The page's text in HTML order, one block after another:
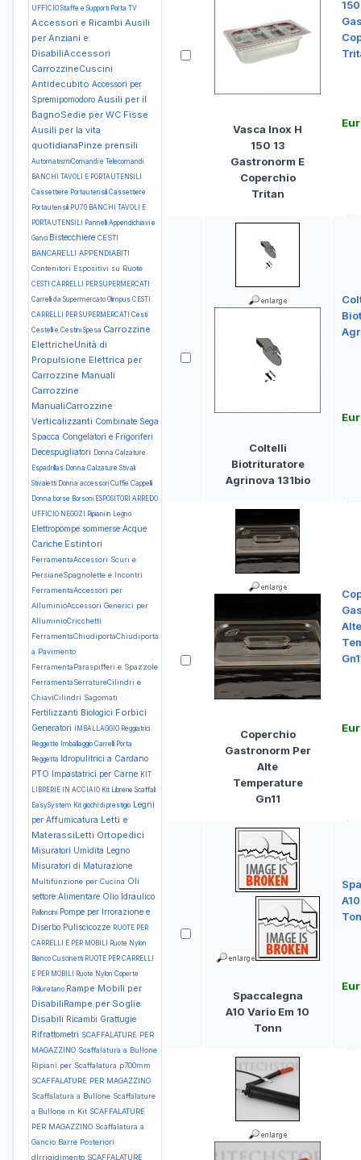
UFFICIO Staffe e Supporti Porta TV
Accessori e Ricambi Ausili
per Anziani e
DisabiliAccessori
CarrozzineCuscini
Antidecubito Accessori per
Spremipomodoro Ausili per il
BagnoSedie per WC Fisse
Ausili per la vita
quotidianaPinze prensili
AutomatismiComandi e Telecomandi
BANCHI TAVOLI E PORTAUTENSILI
Cassettiere Portautensili Cassettiere
Portautensili PU70 BANCHI TAVOLI E
PORTAUTENSILI Pannelli Appendichiavi e
Ganci Bistecchiere CESTI
BANCARELLI APPENDIABITI
Contenitori Espositivi su Ruote
CESTI CARRELLI PER SUPERMERCATI
Carrelli da Supermercato Olimpus CESTI
CARRELLI PER SUPERMERCATI Cesti
Cestelli e Cestini Spesa Carrozzine
ElettricheUnità di
Propulsione Elettrica per
Carrozzine Manuali
Carrozzine
ManualiCarrozzine
Verticalizzanti Combinate Sega
Spacca Congelatori e Frigoriferi
Decespugliatori Donna Calzature
Espadrillas Donna Calzature Stivali
Stivaletti Donna accessori Cuffie Cappelli
Donna borse Borsoni ESPOSITORI ARREDO
UFFICIO NEGOZI Ripiani in Legno
Elettropompe sommerse Acque
Cariche Estintori
FerramentaAccessori Scuri e
PersianeSpagnolette e Incontri
FerramentaAccessori per
AlluminioAccessori Generici per
AlluminioCricchetti
FerramentaChiudiportaChiudiporta
a Pavimento
FerramentaParaspifferi e Spazzole
FerramentaSerratureCilindri e
ChiaviCilindri Sagomati
Fertilizzanti Biologici Forbici
Generatori
IMBALLAGGIO Reggiatrici
Reggette Imballaggio Carrelli Porta
Reggetta Idropulitrici a Cardano
PTO Impastatrici per Carne KIT
LIBRERIE IN ACCIAIO Kit Librerie Scaffali
EasySystem Kit giochi di prestigio Legni
per Affumicatura Letti e
MaterassiLetti Ortopedici
Misuratori Umidita Legno
Misuratori di Maturazione
Multifunzione per Cucina Oli
settore Alimentare Olio Idraulico
Palloncini Pompe per Irrorazione e
Diserbo Puliscicozze RUOTE PER
CARRELLI E PER MOBILI Ruote Nylon
Bianco Cuscinetti RUOTE PER CARRELLI
E PER MOBILI Ruote Nylon Coperte
Poliuretano Rampe Mobili per
DisabiliRampe per Soglie
Disabili Ricambi Grattugie
Rifrattometri SCAFFALATURE PER
MAGAZZINO Scaffalatura a Bullone
Ripiani per Scaffalatura p700mm
SCAFFALATURE PER MAGAZZINO
Scaffalatura a Bullone Scaffalature
a Bullone in Kit SCAFFALATURE
PER MAGAZZINO Scaffalatura a
Gancio Barre Posteriori
dIrrigidimento SCAFFALATURE
Vasca Inox H
150 13
Gastronorm E
Coperchio
Tritan
Coltelli
Biotrituratore
Agrinova 131bio
Coperchio
Gastronorm Per
Alte
Temperature
Gn11
Alte
Spaccalegna
A10 Vario Em 10
Tonn